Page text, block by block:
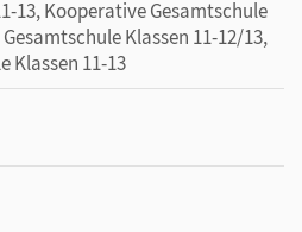
13, Kooperative Gesamtschule
Klassen 11-12/13,
Klassen 11-13